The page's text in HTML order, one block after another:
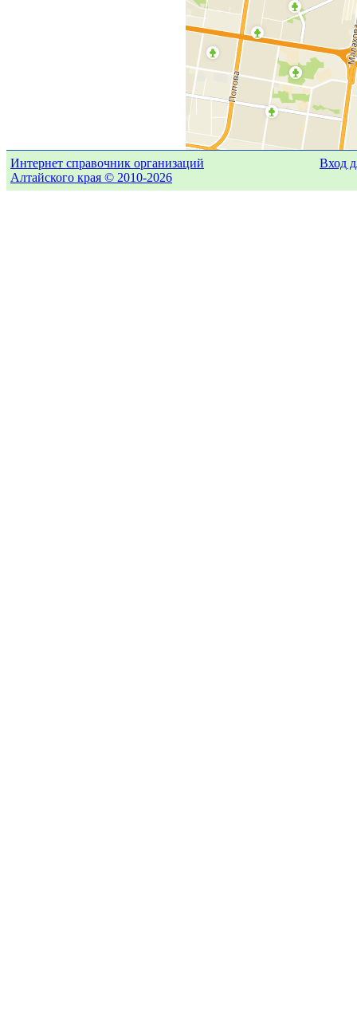
Интернет справочник организаций
Алтайского края © 2010-2026
Вход